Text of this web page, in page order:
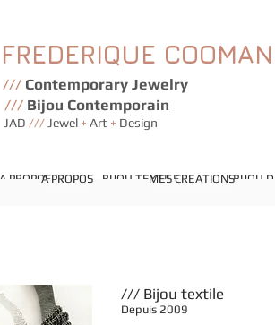
A PROPOS BIJOU TEXTILE BIJOU
A PROPOS MES CREATIONS
/// Bijou textile
Depuis 2009
FREDERIQUE
/// Contemporary Jewelry
/// Bijou Contemporain
JAD /// Jewel + Art + Design